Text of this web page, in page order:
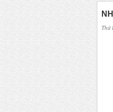
Thứ